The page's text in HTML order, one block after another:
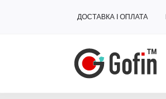
ДОСТАВКА І ОПЛАТА